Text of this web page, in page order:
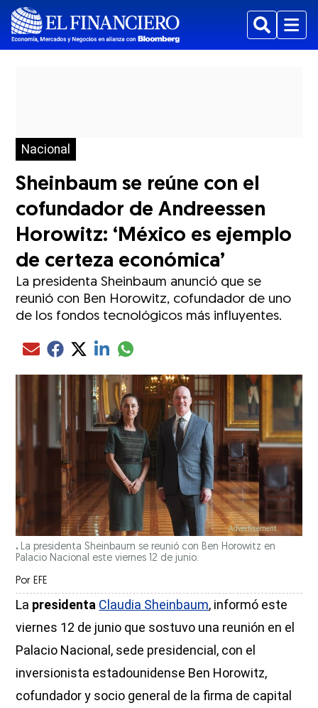
BuscarMenu
Nacional
Sheinbaum se reúne con el
cofundador de Andreessen
Horowitz: ‘México es ejemplo
de certeza económica’
La presidenta Sheinbaum anunció que se
reunió con Ben Horowitz, cofundador de uno
de los fondos tecnológicos más influyentes.
Compartir el artículo actual mediante Email
Compartir el artículo actual mediante Facebook
Compartir el artículo actual mediante Twitter
Compartir el artículo actual mediante LinkedIn
Compartir el artículo actual mediante
. La presidenta Sheinbaum se reunió con Ben Horowitz en
Palacio Nacional este viernes 12 de junio.
Por EFE
La presidenta Claudia Sheinbaum, informó este
viernes 12 de junio que sostuvo una reunión en el
Palacio Nacional, sede presidencial, con el
inversionista estadounidense Ben Horowitz,
cofundador y socio general de la firma de capital